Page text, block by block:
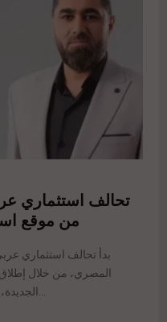
تحالف استثماري
من موقع
بدأ تحالف استثماري
المصري، من خلال